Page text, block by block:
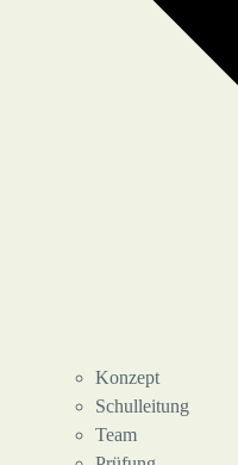
Konzept
Schulleitung
Team